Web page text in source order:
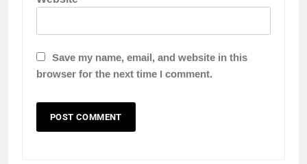
Save my name, email, and website in this
browser for the next time I comment.